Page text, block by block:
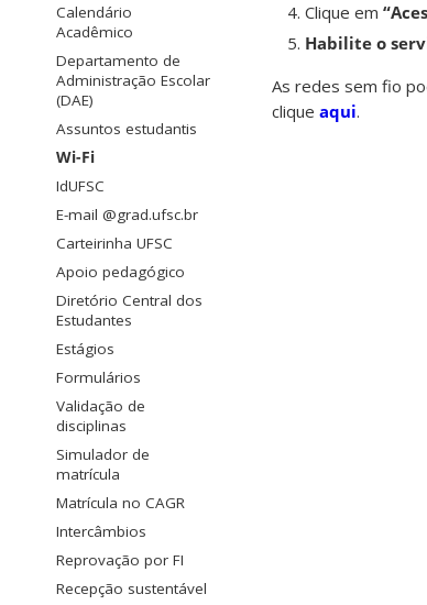
Calendário
Acadêmico
Departamento de
Administração Escolar
(DAE)
Assuntos estudantis
Wi-Fi
IdUFSC
E-mail @grad.ufsc.br
Carteirinha UFSC
Apoio pedagógico
Diretório Central dos
Estudantes
Estágios
Formulários
Validação de
disciplinas
Simulador de
matrícula
Matrícula no CAGR
Intercâmbios
Reprovação por FI
Recepção sustentável
Clique em
Habilite o
As redes sem fio
clique aqui.